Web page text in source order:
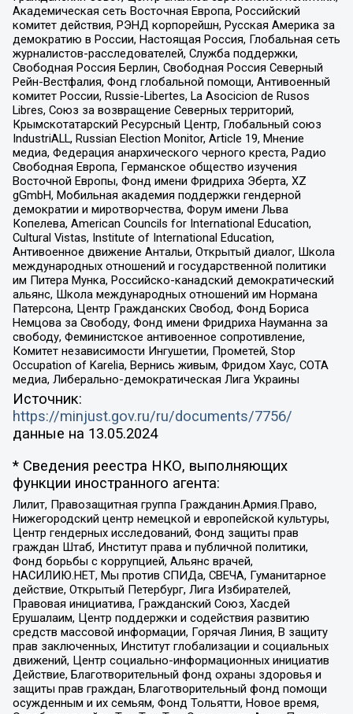
Академическая сеть Восточная Европа, Российский
комитет действия, РЭНД корпорейшн, Русская Америка за
демократию в России, Настоящая Россия, Глобальная сеть
журналистов-расследователей, Служба поддержки,
Свободная Россия Берлин, Свободная Россия Северный
Рейн-Вестфалия, Фонд глобальной помощи, Антивоенный
комитет России, Russie-Libertes, La Asocicion de Rusos
Libres, Союз за возвращение Северных территорий,
Крымскотатарский Ресурсный Центр, Глобальный союз
IndustriALL, Russian Election Monitor, Article 19, Мнение
медиа, Федерация анархического черного креста, Радио
Свободная Европа, Германское общество изучения
Восточной Европы, Фонд имени Фридриха Эберта, XZ
gGmbH, Мобильная академия поддержки гендерной
демократии и миротворчества, Форум имени Льва
Копелева, American Councils for International Education,
Cultural Vistas, Institute of International Education,
Антивоенное движение Антальи, Открытый диалог, Школа
международных отношений и государственной политики
им Питера Мунка, Российско-канадский демократический
альянс, Школа международных отношений им Нормана
Патерсона, Центр Гражданских Свобод, Фонд Бориса
Немцова за Свободу, Фонд имени Фридриха Науманна за
свободу, Феминистское антивоенное сопротивление,
Комитет независимости Ингушетии, Прометей, Stop
Occupation of Karelia, Вернись живым, Фридом Хаус, СОТА
медиа, Либерально-демократическая Лига Украины
Источник:
https://minjust.gov.ru/ru/documents/7756/
данные на 13.05.2024
* Сведения реестра НКО, выполняющих
функции иностранного агента:
Лилит, Правозащитная группа Гражданин.Армия.Право,
Нижегородский центр немецкой и европейской культуры,
Центр гендерных исследований, Фонд защиты прав
граждан Штаб, Институт права и публичной политики,
Фонд борьбы с коррупцией, Альянс врачей,
НАСИЛИЮ.НЕТ, Мы против СПИДа, СВЕЧА, Гуманитарное
действие, Открытый Петербург, Лига Избирателей,
Правовая инициатива, Гражданский Союз, Хасдей
Ерушалаим, Центр поддержки и содействия развитию
средств массовой информации, Горячая Линия, В защиту
прав заключенных, Институт глобализации и социальных
движений, Центр социально-информационных инициатив
Действие, Благотворительный фонд охраны здоровья и
защиты прав граждан, Благотворительный фонд помощи
осужденным и их семьям, Фонд Тольятти, Новое время,